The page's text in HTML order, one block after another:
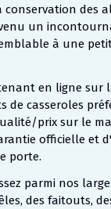
des
un
à une
en ligne sur
de casseroles
prix sur le
officielle et
porte.
parmi nos
des faitouts,